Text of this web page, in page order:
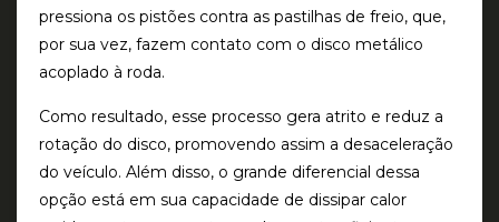
pressiona os pistões contra as pastilhas de freio, que,
por sua vez, fazem contato com o disco metálico
acoplado à roda.
Como resultado, esse processo gera atrito e reduz a
rotação do disco, promovendo assim a desaceleração
do veículo. Além disso, o grande diferencial dessa
opção está em sua capacidade de dissipar calor